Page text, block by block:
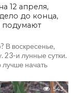
12 апреля,
до конца,
подумают
В воскресенье,
23-и лунные сутки.
лучше начать
543